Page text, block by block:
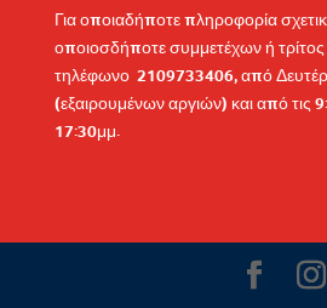
Για οποιαδήποτε πληροφορία
οποιοσδήποτε συμμετέχων ή τρίτος
τηλέφωνο 2109733406, από
(εξαιρουμένων αργιών) και από τις
17:30μμ.